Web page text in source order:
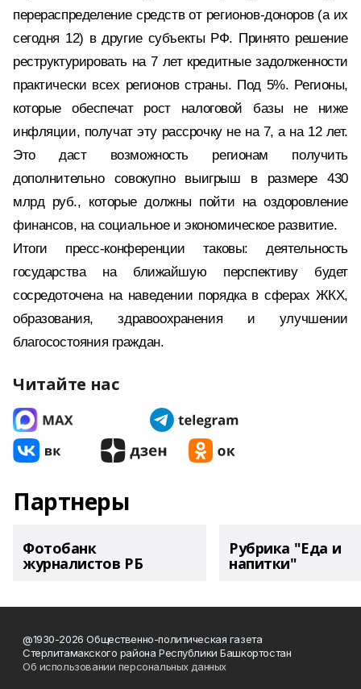
перераспределение средств от регионов-доноров (а их
сегодня 12) в другие субъекты РФ. Принято решение
реструктурировать на 7 лет кредитные задолженности
практически всех регионов страны. Под 5%. Регионы,
которые обеспечат рост налоговой базы не ниже
инфляции, получат эту рассрочку не на 7, а на 12 лет.
Это даст возможность регионам получить
дополнительно совокупно выигрыш в размере 430
млрд руб., которые должны пойти на оздоровление
финансов, на социальное и экономическое развитие.
Итоги пресс-конференции таковы: деятельность
государства на ближайшую перспективу будет
сосредоточена на наведении порядка в сферах ЖКХ,
образования, здравоохранения и улучшении
благосостояния граждан.
Читайте нас
Партнеры
Фотобанк
журналистов РБ
Рубрика "Еда и
напитки"
@1930-2026 Общественно-политическая газета
Стерлитамакского района Республики Башкортостан
Об использовании персональных данных